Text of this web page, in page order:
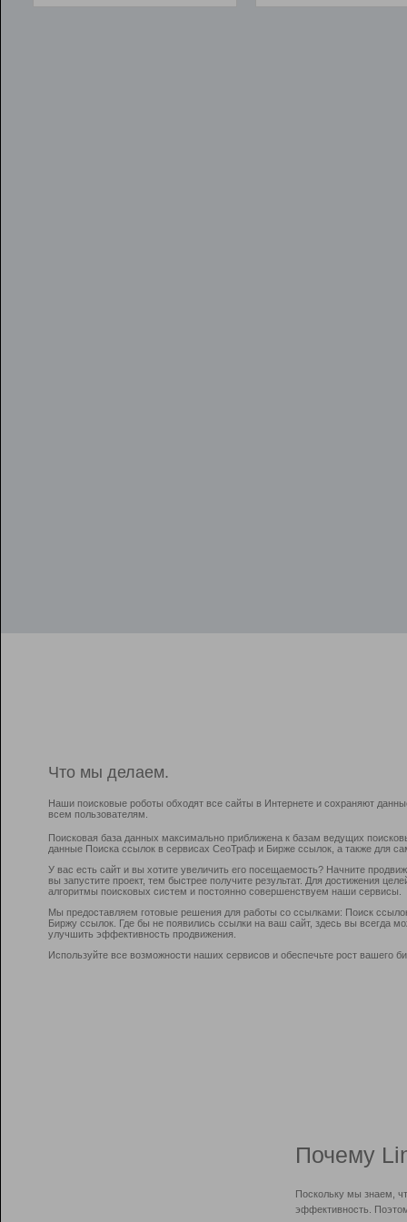
Что мы делаем.
Наши поисковые роботы обходят все сайты в Интернете и сохраняют
всем пользователям.
Поисковая база данных максимально приближена к базам ведущих
данные Поиска ссылок в сервисах СеоТраф и Бирже ссылок, а также для
У вас есть сайт и вы хотите увеличить его посещаемость? Начните
вы запустите проект, тем быстрее получите результат. Для достижения
алгоритмы поисковых систем и постоянно совершенствуем наши сервисы.
Мы предоставляем готовые решения для работы со ссылками: Поиск
Биржу ссылок. Где бы не появились ссылки на ваш сайт, здесь вы всегда
улучшить эффективность продвижения.
Используйте все возможности наших сервисов и обеспечьте рост вашего
Почему
Поскольку мы знаем,
эффективность.